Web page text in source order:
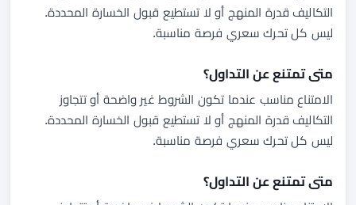
التكاليف قدرة المنهج أو لا تستطيع قبول الخسارة المحددة.
ليس كل تحرك سعري فرصة مناسبة.
متى تمتنع عن التداول؟
الامتناع مناسب عندما تكون الشروط غير واضحة أو تتجاوز
التكاليف قدرة المنهج أو لا تستطيع قبول الخسارة المحددة.
ليس كل تحرك سعري فرصة مناسبة.
متى تمتنع عن التداول؟